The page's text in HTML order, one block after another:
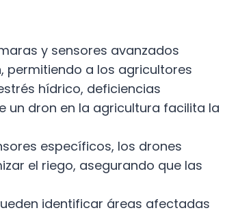
y sensores avanzados
permitiendo a los agricultores
hídrico, deficiencias
un dron en la agricultura facilita la
específicos, los drones
el riego, asegurando que las
identificar áreas afectadas